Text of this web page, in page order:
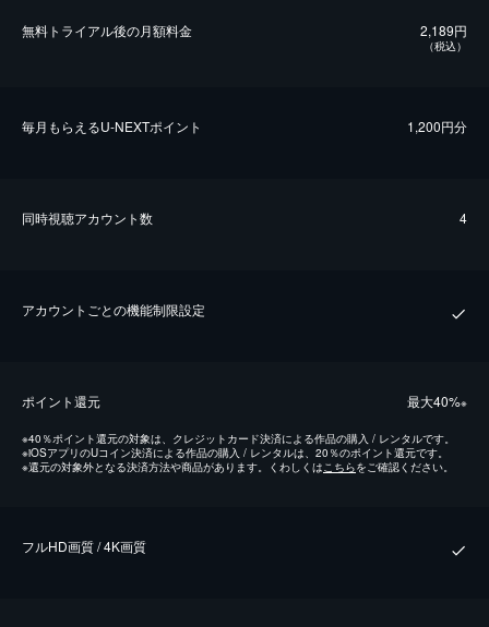
無料トライアル後の⽉額料金 2,189円
（税込）
毎⽉もらえるU-NEXTポイント 1,200円分
同時視聴アカウント数 4
アカウントごとの機能制限設定
ポイント還元 最⼤40%※
※40％ポイント還元の対象は、クレジットカード決済による作品の購入 / レンタルです。
※iOSアプリのUコイン決済による作品の購入 / レンタルは、20％のポイント還元です。
※還元の対象外となる決済方法や商品があります。くわしくはこちらをご確認ください。
フルHD画質 / 4K画質